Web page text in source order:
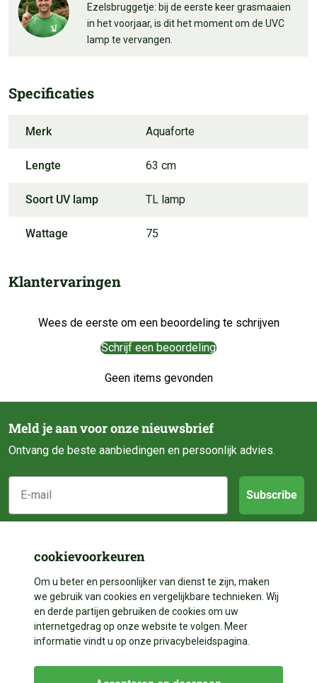
Ezelsbruggetje: bij de eerste keer grasmaaien
in het voorjaar, is dit het moment om de UVC
lamp te vervangen.
Specificaties
Merk Aquaforte
Lengte 63 cm
Soort UV lamp TL lamp
Wattage 75
Klantervaringen
Wees de eerste om een beoordeling te schrijven
Schrijf een beoordeling
Geen items gevonden
Meld je aan voor onze nieuwsbrief
Ontvang de beste aanbiedingen en persoonlijk advies.
E-mail
Subscribe
Klantenservice
Over ons
Contact
Betalen
Bezorgen
Categorieën
Vijveraanleg
Vijverdecoratie
Volg ons
cookievoorkeuren
Om u beter en persoonlijker van dienst te zijn, maken
we gebruik van cookies en vergelijkbare technieken. Wij
en derde partijen gebruiken de cookies om uw
internetgedrag op onze website te volgen. Meer
informatie vindt u op onze privacybeleidspagina.